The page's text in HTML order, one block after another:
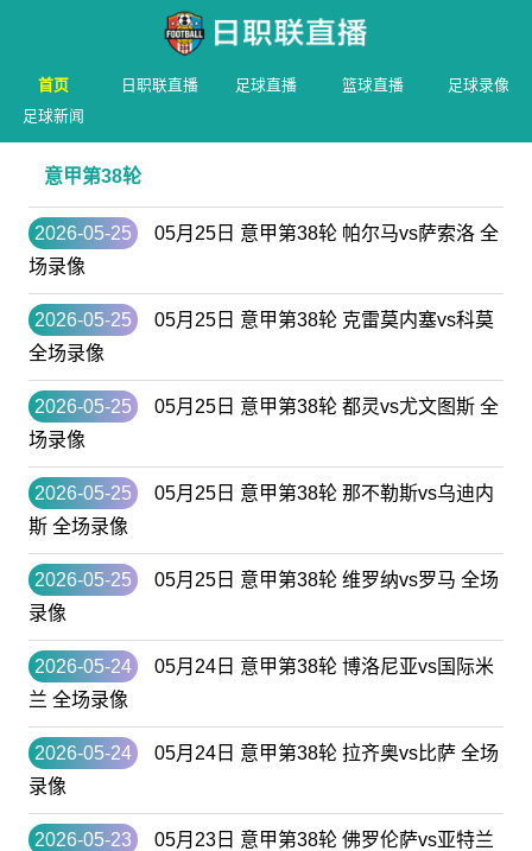
首页 日职联直播 足球直播 篮球直播
足球录像
足球新闻
意甲第38轮
2026-05-25
05月25日 意甲第38轮 帕尔马vs萨索洛 全
场录像
2026-05-25
05月25日 意甲第38轮 克雷莫内塞vs科莫
全场录像
2026-05-25
05月25日 意甲第38轮 都灵vs尤文图斯 全
场录像
2026-05-25
05月25日 意甲第38轮 那不勒斯vs乌迪内
斯 全场录像
2026-05-25
05月25日 意甲第38轮 维罗纳vs罗马 全场
录像
2026-05-24
05月24日 意甲第38轮 博洛尼亚vs国际米
兰 全场录像
2026-05-24
05月24日 意甲第38轮 拉齐奥vs比萨 全场
录像
2026-05-23
05月23日 意甲第38轮 佛罗伦萨vs亚特兰